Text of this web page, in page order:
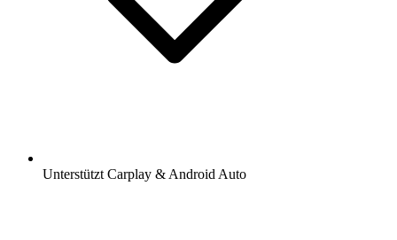
Unterstützt Carplay & Android Auto